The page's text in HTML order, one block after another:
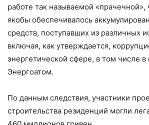
работе так называемой «прачечной»,
якобы обеспечивалось
средств, поступавших из различных
включая, как утверждается,
энергетической сфере, в том числе в
Энергоатом.
По данным следствия, участники
строительства резиденций могли